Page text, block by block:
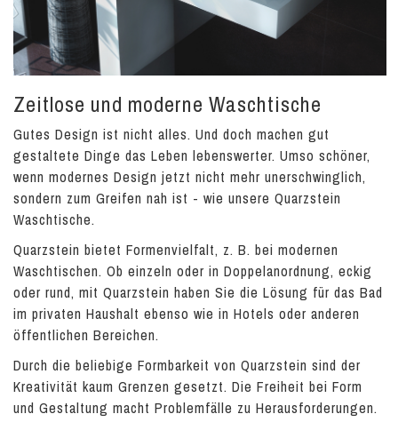
Zeitlose und moderne Waschtische
Gutes Design ist nicht alles. Und doch machen gut
gestaltete Dinge das Leben lebenswerter. Umso schöner,
wenn modernes Design jetzt nicht mehr unerschwinglich,
sondern zum Greifen nah ist - wie unsere Quarzstein
Waschtische.
Quarzstein bietet Formenvielfalt, z. B. bei modernen
Waschtischen. Ob einzeln oder in Doppelanordnung, eckig
oder rund, mit Quarzstein haben Sie die Lösung für das Bad
im privaten Haushalt ebenso wie in Hotels oder anderen
öffentlichen Bereichen.
Durch die beliebige Formbarkeit von Quarzstein sind der
Kreativität kaum Grenzen gesetzt. Die Freiheit bei Form
und Gestaltung macht Problemfälle zu Herausforderungen.